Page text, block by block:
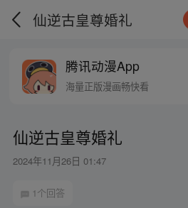
仙逆古皇尊婚礼
腾讯动漫App
海量正版漫画畅快看
仙逆古皇尊婚礼
2024年11月26日 01:47
1个回答